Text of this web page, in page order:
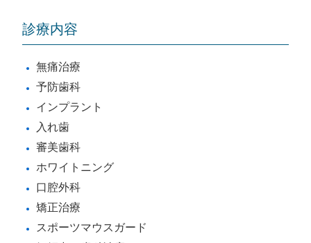
診療内容
無痛治療
予防歯科
インプラント
入れ歯
審美歯科
ホワイトニング
口腔外科
矯正治療
スポーツマウスガード